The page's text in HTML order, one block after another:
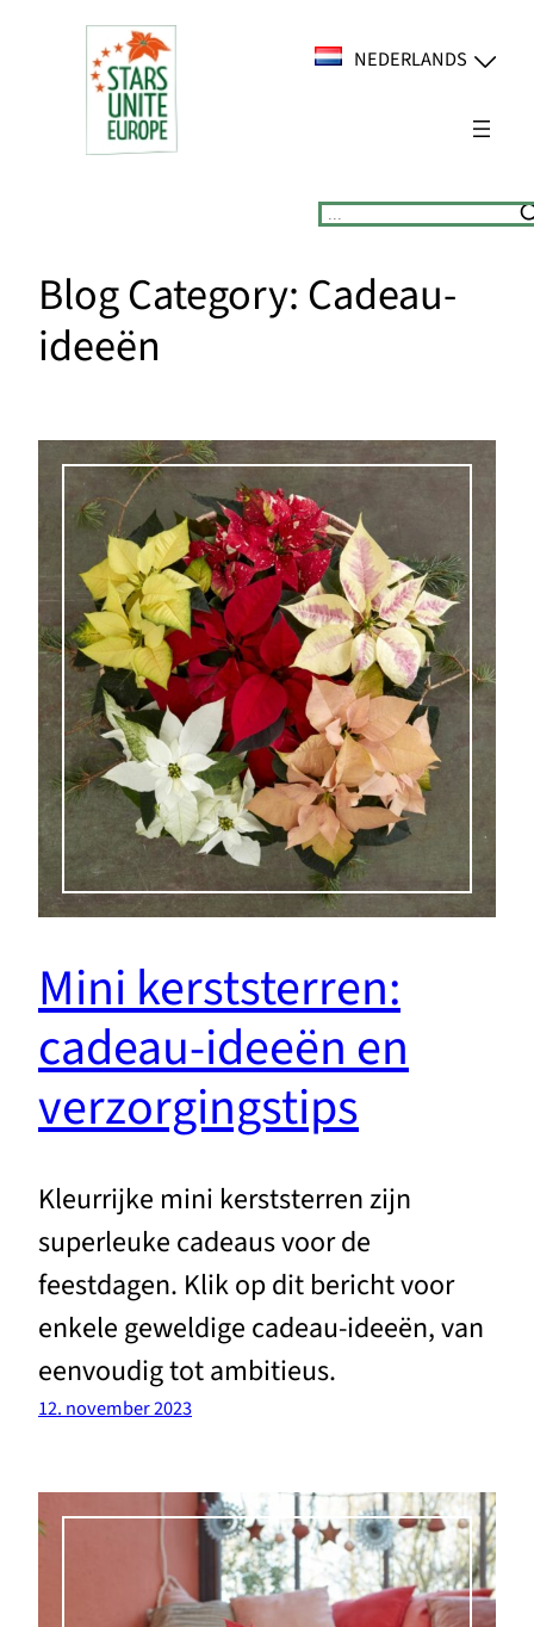
NEDERLANDS
Suchen
Blog Category:Cadeau-
ideeën
Mini kerststerren:
cadeau-ideeën en
verzorgingstips
Kleurrijke mini kerststerren zijn
superleuke cadeaus voor de
feestdagen. Klik op dit bericht voor
enkele geweldige cadeau-ideeën, van
eenvoudig tot ambitieus.
12. november 2023